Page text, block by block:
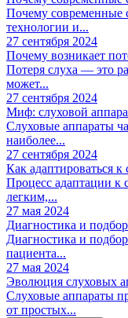
Почему современные
технологии и...
27 сентября 2024
Почему возникает
Потеря слуха — это
может...
27 сентября 2024
Миф: слуховой
Слуховые аппараты
наиболее...
27 сентября 2024
Как адаптироваться к
Процесс адаптации к
легким,...
27 мая 2024
Диагностика и
Диагностика и
пациента...
27 мая 2024
Эволюция слуховых
Слуховые аппараты
от простых...